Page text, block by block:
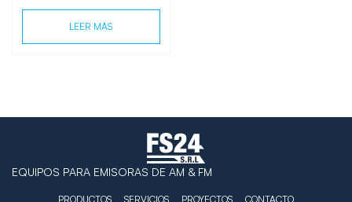
LEER MÁS
EQUIPOS PARA EMISORAS DE AM & FM
PRODUCTOS SERVICIOS PROYECTOS CONTACTO